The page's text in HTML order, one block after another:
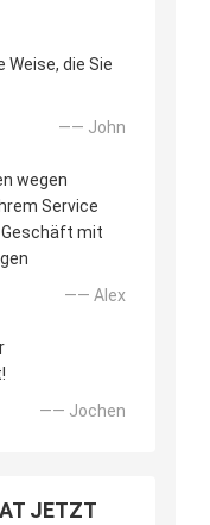
Weise, die Sie
—— John
wegen
Service
Geschäft mit
—— Alex
—— Jochen
JETZT